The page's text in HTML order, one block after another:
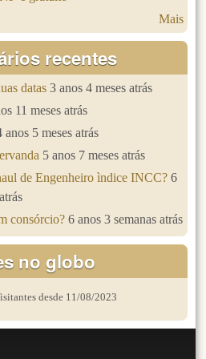
Mais
recentes
datas 3 anos 4 meses atrás
11 meses atrás
anos 5 meses atrás
5 anos 7 meses atrás
de Engenheiro ìndice INCC? 6
consórcio? 6 anos 3 semanas atrás
no globo
desde 11/08/2023